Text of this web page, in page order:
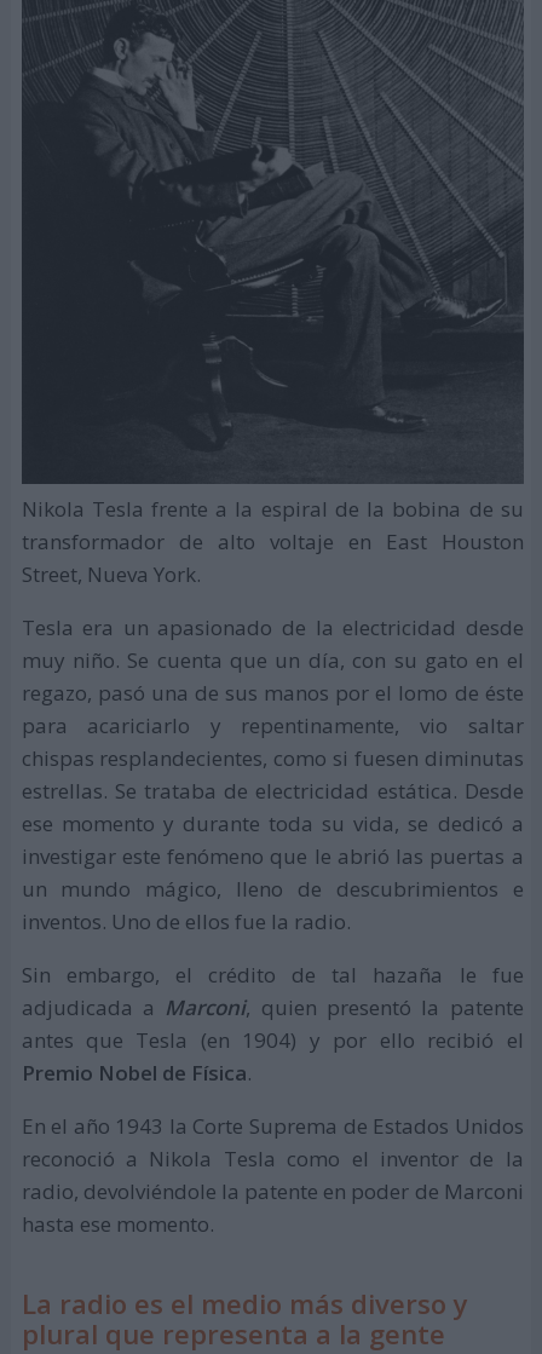
Nikola Tesla frente a la espiral de la bobina de su
transformador de alto voltaje en East Houston
Street, Nueva York.
Tesla era un apasionado de la electricidad desde
muy niño. Se cuenta que un día, con su gato en el
regazo, pasó una de sus manos por el lomo de éste
para acariciarlo y repentinamente, vio saltar
chispas resplandecientes, como si fuesen diminutas
estrellas. Se trataba de electricidad estática. Desde
ese momento y durante toda su vida, se dedicó a
investigar este fenómeno que le abrió las puertas a
un mundo mágico, lleno de descubrimientos e
inventos. Uno de ellos fue la radio.
Sin embargo, el crédito de tal hazaña le fue
adjudicada a Marconi, quien presentó la patente
antes que Tesla (en 1904) y por ello recibió el
Premio Nobel de Física.
En el año 1943 la Corte Suprema de Estados Unidos
reconoció a Nikola Tesla como el inventor de la
radio, devolviéndole la patente en poder de Marconi
hasta ese momento.
La radio es el medio más diverso y
plural que representa a la gente